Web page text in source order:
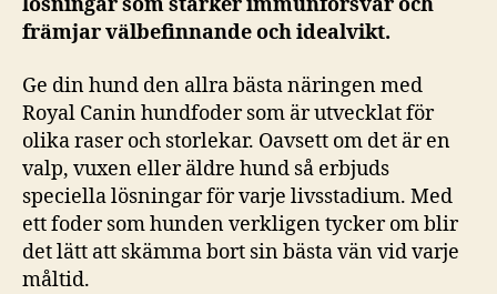
främjar välbefinnande och idealvikt.
Ge din hund den allra bästa näringen med
Royal Canin hundfoder som är utvecklat för
olika raser och storlekar. Oavsett om det är en
valp, vuxen eller äldre hund så erbjuds
speciella lösningar för varje livsstadium. Med
ett foder som hunden verkligen tycker om blir
det lätt att skämma bort sin bästa vän vid varje
måltid.